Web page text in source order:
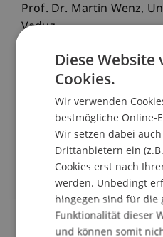
Prof. Dr. Martin Wenz,
Vaduz
Informationen zum
Master of Laws (LL.M.)
Taxation 2020-2022
Start September 2020
Im September 2020
berufsbegleitende und
Studiengang Executive
International Taxation.
den 4-Länderansatz+: FL,
Diese
Cookies.
Wir verwenden
bestmögliche Online-
Wir setzen dabei
Drittanbietern ein
Cookies erst nach
werden. Unbedingt
hingegen sind für die
Funktionalität dieser
und können somit